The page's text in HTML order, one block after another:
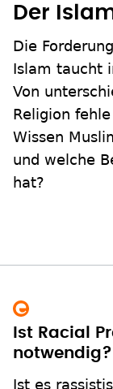
Der
Die
Islam taucht
Von
Religion
Wissen
und welche
hat?
Ist Racial
notwendig?
Ist es